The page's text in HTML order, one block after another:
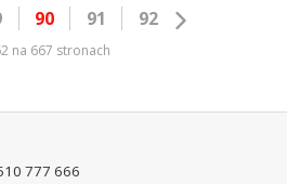
90 91 92
na 667 stronach
777 666